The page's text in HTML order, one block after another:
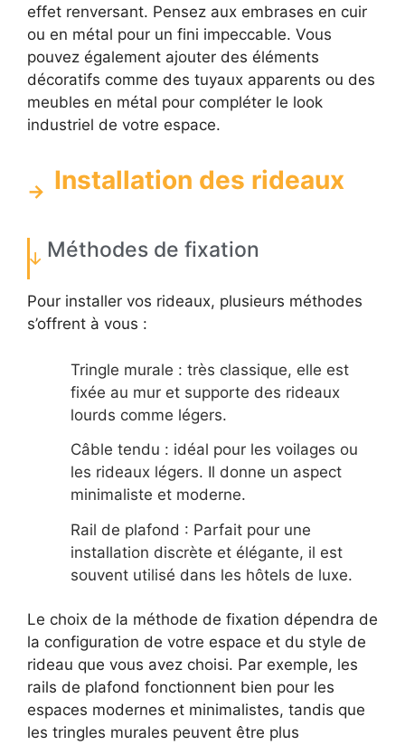
effet renversant. Pensez aux embrases en cuir
ou en métal pour un fini impeccable. Vous
pouvez également ajouter des éléments
décoratifs comme des tuyaux apparents ou des
meubles en métal pour compléter le look
industriel de votre espace.
Installation des rideaux
Méthodes de fixation
Pour installer vos rideaux, plusieurs méthodes
s’offrent à vous :
Tringle murale : très classique, elle est
fixée au mur et supporte des rideaux
lourds comme légers.
Câble tendu : idéal pour les voilages ou
les rideaux légers. Il donne un aspect
minimaliste et moderne.
Rail de plafond : Parfait pour une
installation discrète et élégante, il est
souvent utilisé dans les hôtels de luxe.
Le choix de la méthode de fixation dépendra de
la configuration de votre espace et du style de
rideau que vous avez choisi. Par exemple, les
rails de plafond fonctionnent bien pour les
espaces modernes et minimalistes, tandis que
les tringles murales peuvent être plus